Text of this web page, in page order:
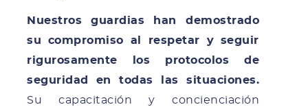
Nuestros guardias han demostrado
su compromiso al respetar y seguir
rigurosamente los protocolos de
seguridad en todas las situaciones.
Su capacitación y concienciación